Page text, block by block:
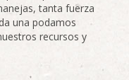
tanta fuerza
una podamos
recursos y